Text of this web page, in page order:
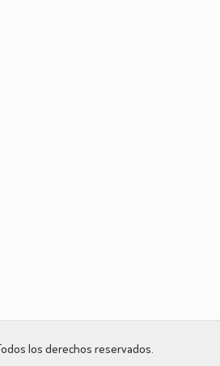
los derechos reservados.